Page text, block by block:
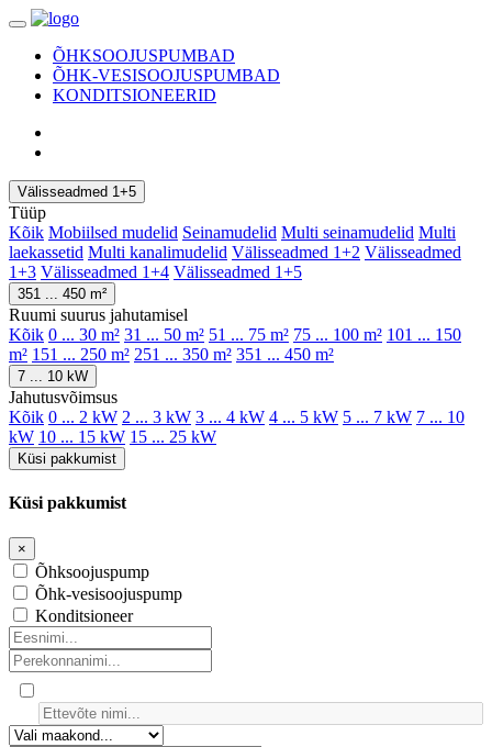
ÕHKSOOJUSPUMBAD
ÕHK-VESISOOJUSPUMBAD
KONDITSIONEERID
Välisseadmed 1+5
Tüüp
Kõik Mobiilsed mudelid Seinamudelid Multi seinamudelid Multi
laekassetid Multi kanalimudelid Välisseadmed 1+2 Välisseadmed
1+3 Välisseadmed 1+4 Välisseadmed 1+5
351 ... 450 m²
Ruumi suurus jahutamisel
Kõik 0 ... 30 m² 31 ... 50 m² 51 ... 75 m² 75 ... 100 m² 101 ... 150
m² 151 ... 250 m² 251 ... 350 m² 351 ... 450 m²
7 ... 10 kW
Jahutusvõimsus
Kõik 0 ... 2 kW 2 ... 3 kW 3 ... 4 kW 4 ... 5 kW 5 ... 7 kW 7 ... 10
kW 10 ... 15 kW 15 ... 25 kW
Küsi pakkumist
Küsi pakkumist
×
Õhksoojuspump
Õhk-vesisoojuspump
Konditsioneer